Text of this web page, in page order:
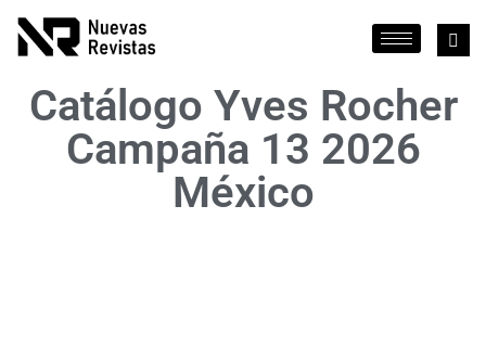
Catálogo Yves Rocher
Campaña 13 2026
México